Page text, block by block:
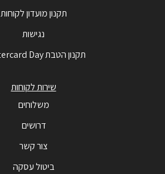
תקנון מועדון לקוחות
נגישות
תקנון הטבת Mastercard Day
שירות לקוחות
משלוחים
דרושים
צור קשר
ביטול עסקה